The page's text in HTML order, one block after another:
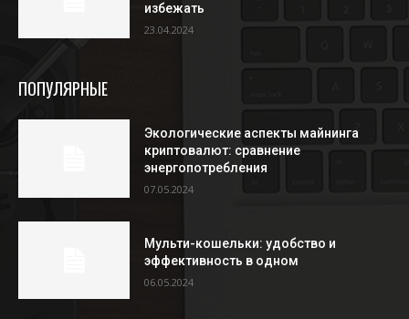
избежать
23.04.2024
ПОПУЛЯРНЫЕ
Экологические аспекты майнинга
криптовалют: сравнение
энергопотребления
07.05.2024
Мульти-кошельки: удобство и
эффективность в одном
06.05.2024